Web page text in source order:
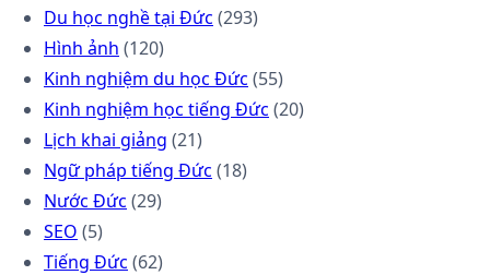
Du học nghề tại Đức (293)
Hình ảnh (120)
Kinh nghiệm du học Đức (55)
Kinh nghiệm học tiếng Đức (20)
Lịch khai giảng (21)
Ngữ pháp tiếng Đức (18)
Nước Đức (29)
SEO (5)
Tiếng Đức (62)